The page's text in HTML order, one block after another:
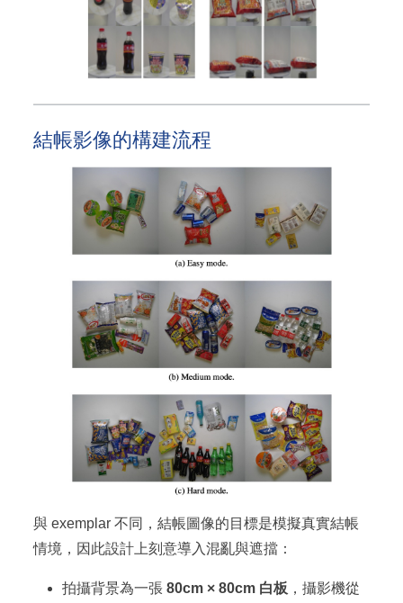
結帳影像的構建流程
與 exemplar 不同，結帳圖像的目標是模擬真實結帳
情境，因此設計上刻意導入混亂與遮擋：
拍攝背景為一張80cm × 80cm 白板 ，攝影機從